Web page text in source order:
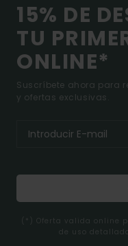
15% DE
TU
ONLINE*
Suscríbete ahora para
y ofertas exclusivas.
(*) Oferta valida online
de uso